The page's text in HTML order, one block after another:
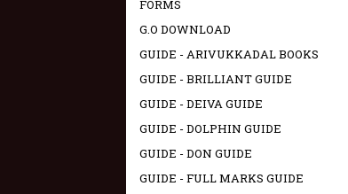
FORMS
G.O DOWNLOAD
GUIDE - ARIVUKKADAL BOOKS
GUIDE - BRILLIANT GUIDE
GUIDE - DEIVA GUIDE
GUIDE - DOLPHIN GUIDE
GUIDE - DON GUIDE
GUIDE - FULL MARKS GUIDE